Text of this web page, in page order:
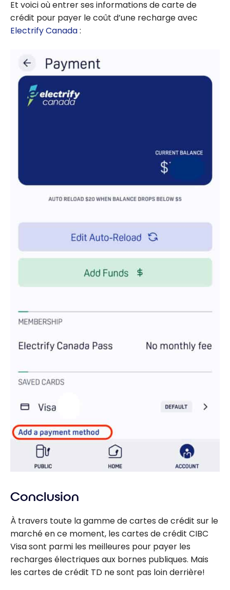
Et voici où entrer ses informations de carte de
crédit pour payer le coût d’une recharge avec
Electrify Canada:
Conclusion
À travers toute la gamme de cartes de crédit sur le
marché en ce moment, les cartes de crédit CIBC
Visa sont parmi les meilleures pour payer les
recharges électriques aux bornes publiques. Mais
les cartes de crédit TD ne sont pas loin derrière!